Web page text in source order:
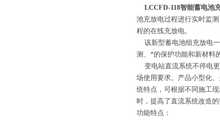
LCCFD-118智能蓄电池
池充放电过程进行实时监
程的在线充放电。
该新型蓄电池组充放电一
测、*的保护功能和新材料
变电站直流系统不停电更
场使用要求。产品小型化
统特点，可根据不同施工
时，提高了直流系统改造
功能特点：